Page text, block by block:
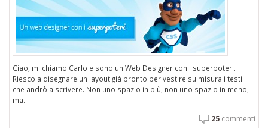
Ciao, mi chiamo Carlo e sono un Web Designer con i superpoteri.
Riesco a disegnare un layout già pronto per vestire su misura i testi
che andrò a scrivere. Non uno spazio in più, non uno spazio in meno,
ma...
25 commenti